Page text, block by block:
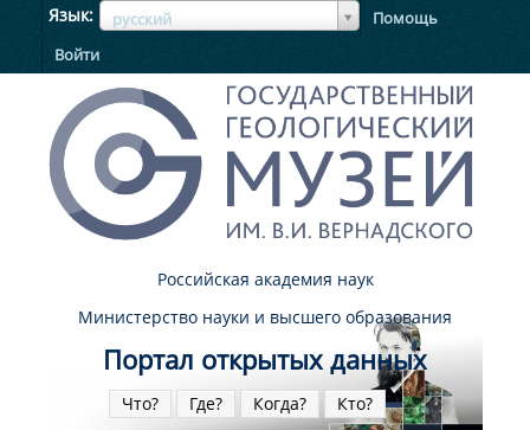
Язык русский
ЯзыкЯзык
Помощь
Войти
Российская академия наук
Министерство науки и высшего образования
Портал открытых данных
Что? Где? Когда? Кто?